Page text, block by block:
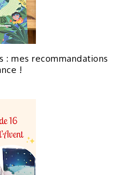
: mes recommandations
!